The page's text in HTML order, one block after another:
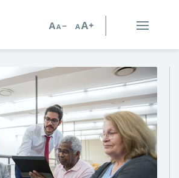
Erfgoedorganisaties
Verhalen
Kennis en advies